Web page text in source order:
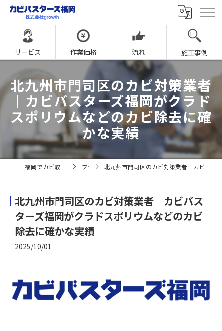
サービス 作業価格 流れ 施工事例
北九州市門司区のカビ対策業者
｜カビバスターズ福岡がクラド
スポリウムなどのカビ除去に確
かな実績
福岡でカビ取りならカビバスターズ福岡 ブログ 北九州市門司区のカビ対策業者｜カビバスターズ福岡がクラドスポリウムなどのカビ除去に確かな実績
北九州市門司区のカビ対策業者｜カビバス
ターズ福岡がクラドスポリウムなどのカビ
除去に確かな実績
2025/10/01